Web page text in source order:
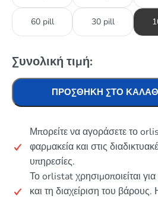
60 pill 30 pill
Συνολική τιμή:
ΠΡΟΣΘΉΚΗ ΣΤΟ
Μπορείτε να αγοράσετε το
φαρμακεία και στις
υπηρεσίες.
Το orlistat χρησιμοποιείται
και τη διαχείριση του